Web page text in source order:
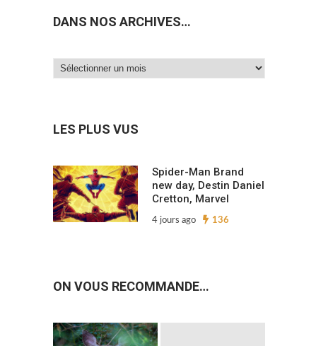
DANS NOS ARCHIVES…
Dans
LES PLUS VUS
Spider-Man Brand
new day, Destin Daniel
Cretton, Marvel
4 jours ago 136
ON VOUS RECOMMANDE…